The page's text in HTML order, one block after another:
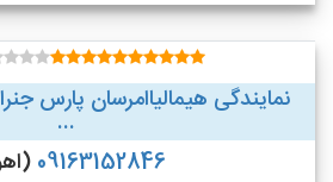
نمایندگی هیمالیاامرسان پارس
...
09163152846